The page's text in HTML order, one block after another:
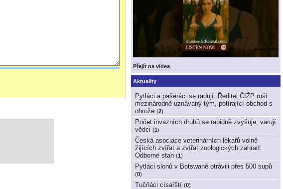
Přejít na videa
Aktuality
Pytláci a pašeráci se radují. Ředitel ČIŽP ruší
mezinárodně uznávaný tým, potírající obchod s
ohrože (2)
Počet invazních druhů se rapidně zvyšuje, varují
vědci (1)
Česká asociace veterinárních lékařů volně
žijících zvířat a zvířat zoologických zahrad:
Odborné stan (1)
Pytláci slonů v Botswaně otrávili přes 500 supů
(0)
Tučňáci císařští (0)